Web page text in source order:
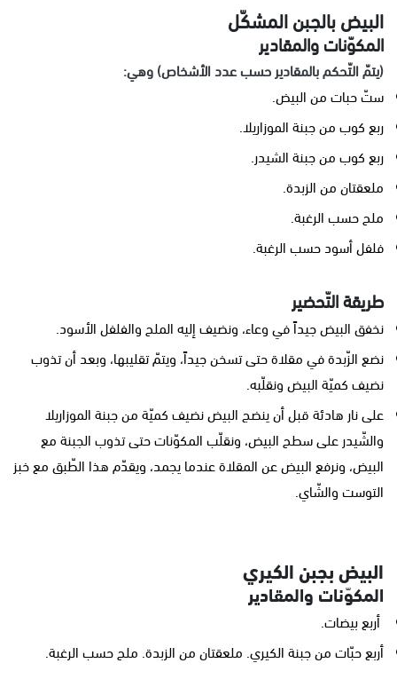
البيض بالجبن المشكّل
المكوّنات والمقادير
(يتمّ التّحكم بالمقادير حسب عدد الأشخاص) وهي:
ستّ حبات من البيض.
ربع كوب من جبنة الموزاريلا.
ربع كوب من جبنة الشيدر.
ملعقتان من الزبدة.
ملح حسب الرغبة.
فلفل أسود حسب الرغبة.
طريقة التّحضير
نخفق البيض جيداً في وعاء، ونضيف إليه الملح والفلفل الأسود.
نضع الزّبدة في مقلاة حتى تسخن جيداً، ويتمّ تقليبها، وبعد أن تذوب
نضيف كميّة البيض ونقلّبه.
على نار هادئة قبل أن ينضج البيض نضيف كميّة من جبنة الموزاريلا
والشّيدر على سطح البيض، ونقلّب المكوّنات حتى تذوب الجبنة مع
البيض، ونرفع البيض عن المقلاة عندما يجمد، ويقدّم هذا الطّبق مع خبز
التوست والشّاي.
البيض بجبن الكيري
المكوّنات والمقادير
أربع بيضات.
أربع حبّات من جبنة الكيري. ملعقتان من الزبدة. ملح حسب الرغبة.